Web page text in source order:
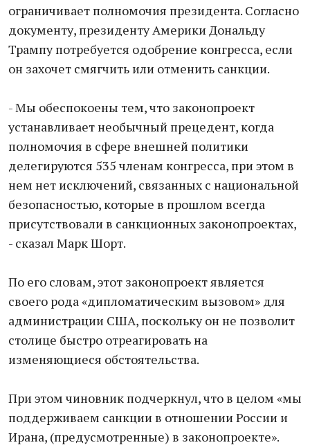
ограничивает полномочия президента. Согласно
документу, президенту Америки Дональду
Трампу потребуется одобрение конгресса, если
он захочет смягчить или отменить санкции.
- Мы обеспокоены тем, что законопроект
устанавливает необычный прецедент, когда
полномочия в сфере внешней политики
делегируются 535 членам конгресса, при этом в
нем нет исключений, связанных с национальной
безопасностью, которые в прошлом всегда
присутствовали в санкционных законопроектах,
- сказал Марк Шорт.
По его словам, этот законопроект является
своего рода «дипломатическим вызовом» для
администрации США, поскольку он не позволит
столице быстро отреагировать на
изменяющиеся обстоятельства.
При этом чиновник подчеркнул, что в целом «мы
поддерживаем санкции в отношении России и
Ирана, (предусмотренные) в законопроекте».